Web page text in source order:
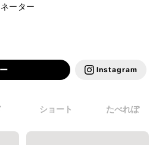
ーター
Instagram
ショート たべれぽ